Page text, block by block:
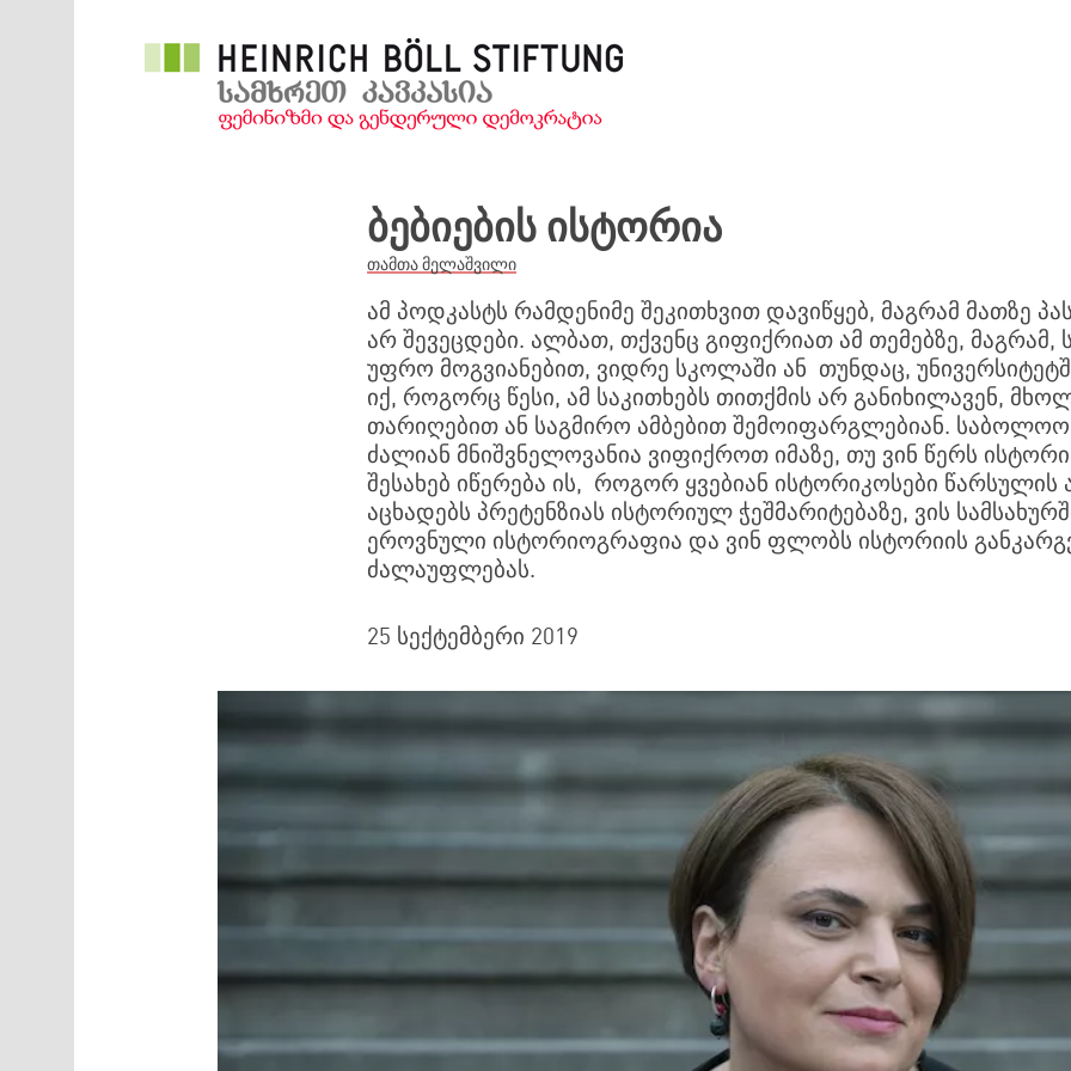
ბებიების ისტორია
თამთა მელაშვილი
ამ პოდკასტს რამდენიმე შეკითხვით დავიწყებ, მაგრამ მათზე
არ შევეცდები. ალბათ, თქვენც გიფიქრიათ ამ თემებზე,
უფრო მოგვიანებით, ვიდრე სკოლაში ან თუნდაც,
იქ, როგორც წესი, ამ საკითხებს თითქმის არ განიხილავენ,
თარიღებით ან საგმირო ამბებით შემოიფარგლებიან. საბოლოო
ძალიან მნიშვნელოვანია ვიფიქროთ იმაზე, თუ ვინ წერს
შესახებ იწერება ის, როგორ ყვებიან ისტორიკოსები წარსულის
აცხადებს პრეტენზიას ისტორიულ ჭეშმარიტებაზე, ვის
ეროვნული ისტორიოგრაფია და ვინ ფლობს ისტორიის
ძალაუფლებას.
25 სექტემბერი 2019